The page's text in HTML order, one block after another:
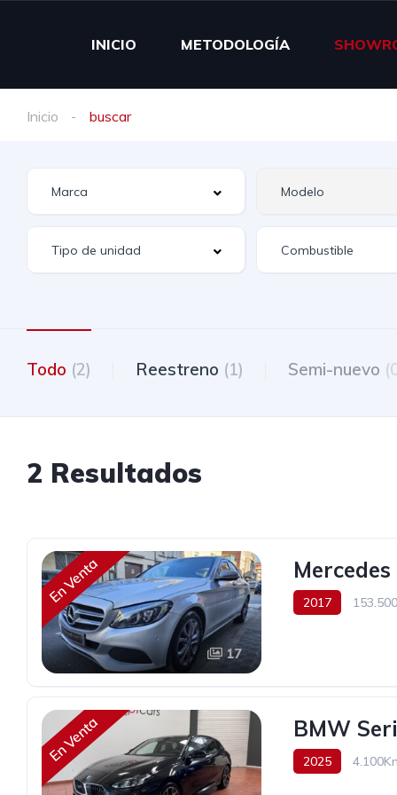
INICIO METODOLOGÍA
Inicio buscar
Todo (2) Reestreno (1) Semi-nuevo
2 Resultados
En Venta
17
2017
En Venta BMW
2025